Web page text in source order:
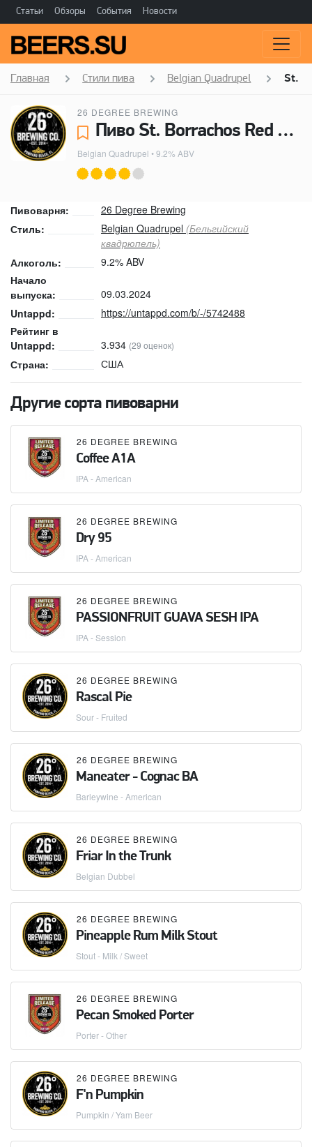
Статьи Обзоры События Новости
Главная Стили пива Belgian Quadrupel St.
26 DEGREE BREWING
Пиво St. Borrachos Red Wine BA - 26 Degree Brewing
Belgian Quadrupel • 9.2% ABV
Пивоварня:
26 Degree Brewing
Стиль:
Belgian Quadrupel (Бельгийский
квадрюпель)
Алкоголь:
9.2% ABV
Начало
выпуска:
09.03.2024
Untappd:
https://untappd.com/b/-/5742488
Рейтинг в
Untappd:
3.934 (29 оценок)
Страна: США
Другие сорта пивоварни
26 DEGREE BREWING
Coffee A1A
IPA - American
26 DEGREE BREWING
Dry 95
IPA - American
26 DEGREE BREWING
PASSIONFRUIT GUAVA SESH IPA
IPA - Session
26 DEGREE BREWING
Rascal Pie
Sour - Fruited
26 DEGREE BREWING
Maneater - Cognac BA
Barleywine - American
26 DEGREE BREWING
Friar In the Trunk
Belgian Dubbel
26 DEGREE BREWING
Pineapple Rum Milk Stout
Stout - Milk / Sweet
26 DEGREE BREWING
Pecan Smoked Porter
Porter - Other
26 DEGREE BREWING
F'n Pumpkin
Pumpkin / Yam Beer